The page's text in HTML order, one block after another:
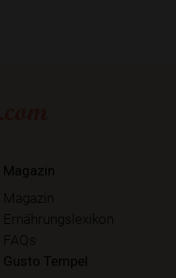
Magazin
Magazin
Ernährungslexikon
FAQs
Gusto Tempel